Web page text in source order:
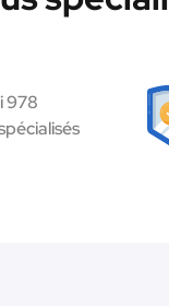
978